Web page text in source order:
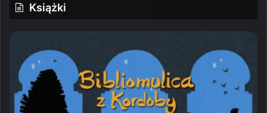
Książki